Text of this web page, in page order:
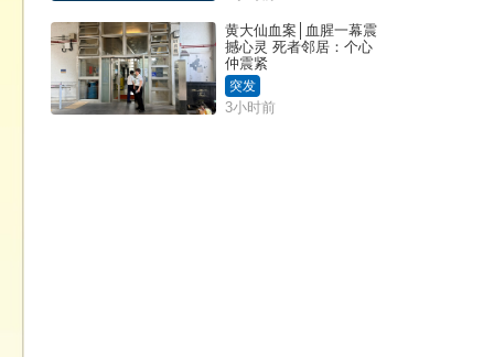
黄大仙血案│血腥一幕震
撼心灵 死者邻居：个心
仲震紧
突发
3小时前